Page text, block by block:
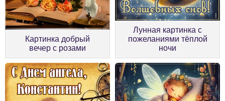
Картинка добрый
вечер с розами
Лунная картинка с
пожеланиями тёплой
ночи